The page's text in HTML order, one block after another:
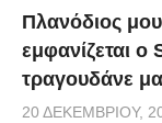
Πλανόδιος
εμφανίζεται ο
τραγουδάνε
20 ΔΕΚΕΜΒΡΊΟΥ,